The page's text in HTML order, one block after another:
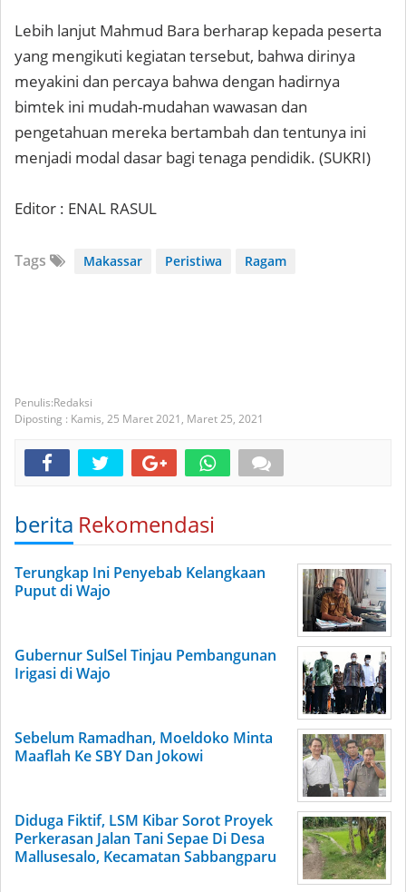
Lebih lanjut Mahmud Bara berharap kepada peserta
yang mengikuti kegiatan tersebut, bahwa dirinya
meyakini dan percaya bahwa dengan hadirnya
bimtek ini mudah-mudahan wawasan dan
pengetahuan mereka bertambah dan tentunya ini
menjadi modal dasar bagi tenaga pendidik. (SUKRI)
Editor : ENAL RASUL
Tags Makassar Peristiwa Ragam
Redaksi
Diposting : Kamis, 25 Maret 2021, Maret 25, 2021
berita Rekomendasi
Terungkap Ini Penyebab Kelangkaan
Puput di Wajo
Gubernur SulSel Tinjau Pembangunan
Irigasi di Wajo
Sebelum Ramadhan, Moeldoko Minta
Maaflah Ke SBY Dan Jokowi
Diduga Fiktif, LSM Kibar Sorot Proyek
Perkerasan Jalan Tani Sepae Di Desa
Mallusesalo, Kecamatan Sabbangparu